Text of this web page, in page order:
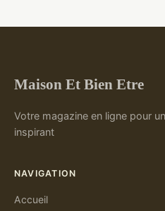
Maison Et Bien Etre
Votre magazine en ligne pour
inspirant
NAVIGATION
Accueil